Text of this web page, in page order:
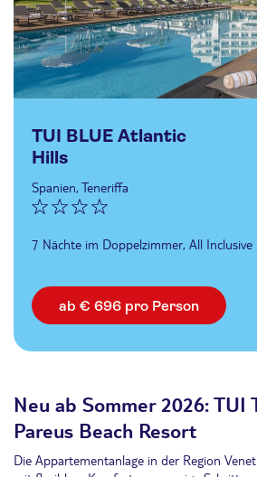
TUI BLUE Atlantic
Hills
Spanien, Teneriffa
7 Nächte im Doppelzimmer, All
ab € 696 pro Person
Neu ab Sommer 2026: TUI
Pareus Beach Resort
Die Appartementanlage in der Region